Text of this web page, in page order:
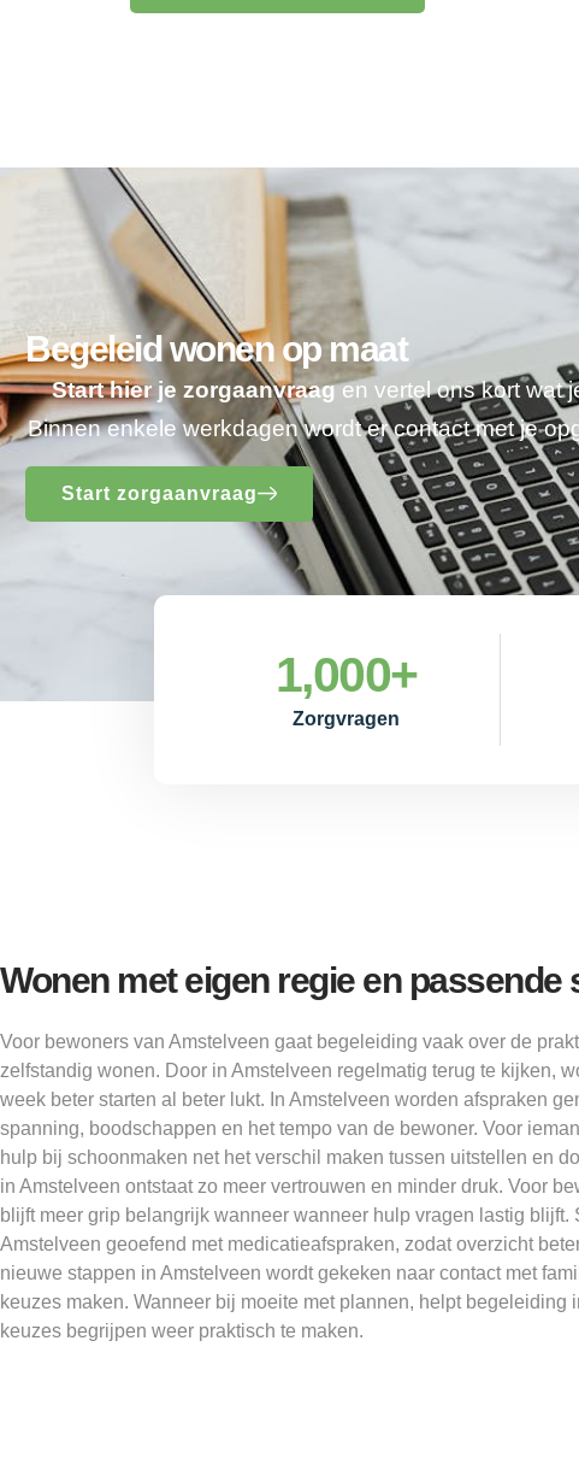
Begeleid wonen op maat
Start hier je zorgaanvraagen vertel ons kort wat
Binnen enkele werkdagen wordt er contact met je
Start zorgaanvraag
Zorgvragen
1,000+
Wonen met eigen regie en passende
Voor bewoners van Amstelveen gaat begeleiding vaak over de
zelfstandig wonen. Door in Amstelveen regelmatig terug te kijken,
week beter starten al beter lukt. In Amstelveen worden afspraken
spanning, boodschappen en het tempo van de bewoner. Voor
hulp bij schoonmaken net het verschil maken tussen uitstellen en
in Amstelveen ontstaat zo meer vertrouwen en minder druk. Voor
blijft meer grip belangrijk wanneer wanneer hulp vragen lastig blijft.
Amstelveen geoefend met medicatieafspraken, zodat overzicht
nieuwe stappen in Amstelveen wordt gekeken naar contact met
keuzes maken. Wanneer bij moeite met plannen, helpt begeleiding
keuzes begrijpen weer praktisch te maken.